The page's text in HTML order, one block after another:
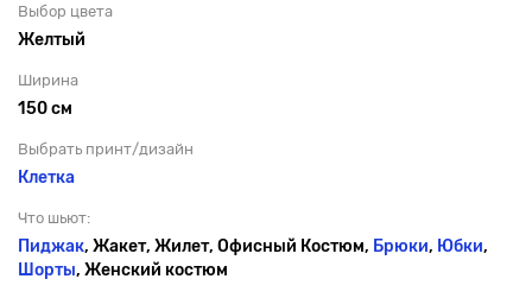
Выбор цвета
Желтый
Ширина
150 см
Выбрать принт/дизайн
Клетка
Что шьют:
Пиджак, Жакет, Жилет, Офисный Костюм, Брюки, Юбки,
Шорты, Женский костюм